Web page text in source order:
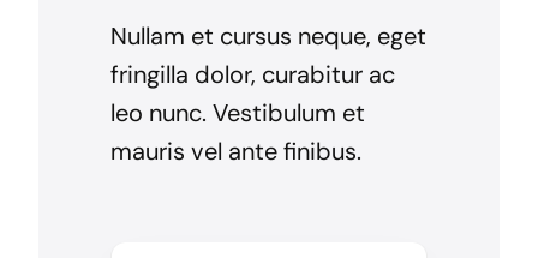
Nullam et cursus neque, eget
fringilla dolor, curabitur ac
leo nunc. Vestibulum et
mauris vel ante finibus.